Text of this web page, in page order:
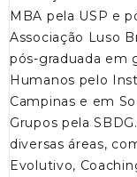
MBA pela USP e
Associação Luso
pós-graduada em
Humanos pelo
Campinas e em
Grupos pela
diversas áreas,
Evolutivo,